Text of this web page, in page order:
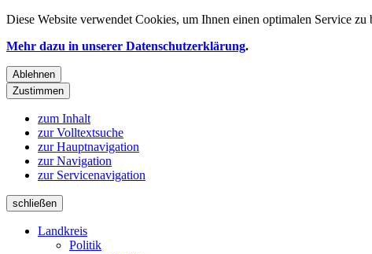
Diese Website verwendet Cookies, um Ihnen einen optimalen Service zu
Mehr dazu in unserer Datenschutzerklärung.
Ablehnen
Zustimmen
zum Inhalt
zur Volltextsuche
zur Hauptnavigation
zur Navigation
zur Servicenavigation
schließen
Landkreis
Politik